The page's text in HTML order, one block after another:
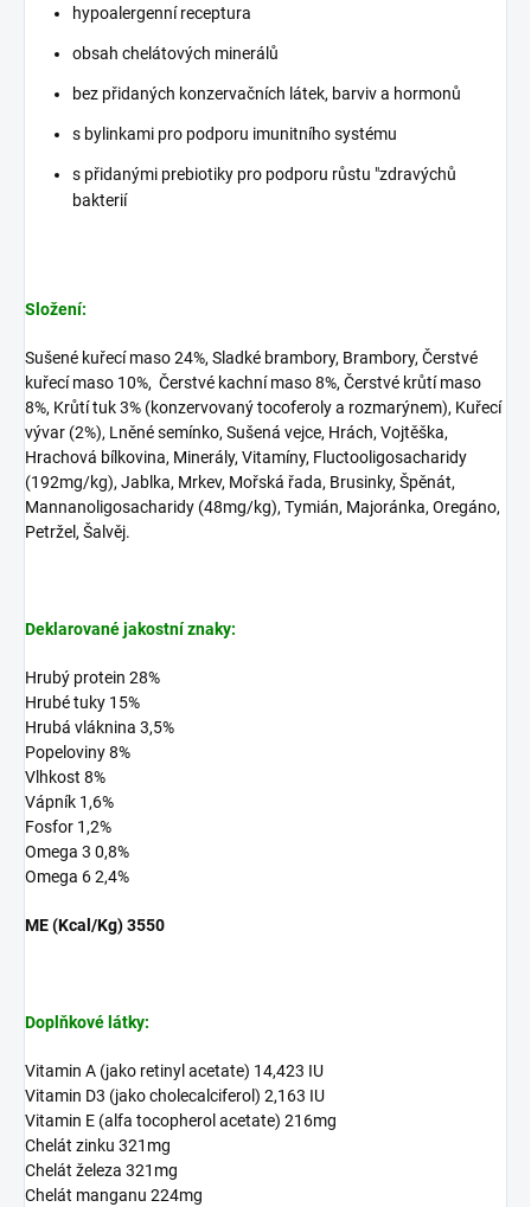
hypoalergenní receptura
obsah chelátových minerálů
bez přidaných konzervačních látek, barviv a hormonů
s bylinkami pro podporu imunitního systému
s přidanými prebiotiky pro podporu růstu "zdravýchů
bakterií
Složení:
Sušené kuřecí maso 24%, Sladké brambory, Brambory, Čerstvé
kuřecí maso 10%, Čerstvé kachní maso 8%, Čerstvé krůtí maso
8%, Krůtí tuk 3% (konzervovaný tocoferoly a rozmarýnem), Kuřecí
vývar (2%), Lněné semínko, Sušená vejce, Hrách, Vojtěška,
Hrachová bílkovina, Minerály, Vitamíny, Fluctooligosacharidy
(192mg/kg), Jablka, Mrkev, Mořská řada, Brusinky, Špěnát,
Mannanoligosacharidy (48mg/kg), Tymián, Majoránka, Oregáno,
Petržel, Šalvěj.
Deklarované jakostní znaky:
Hrubý protein 28%
Hrubé tuky 15%
Hrubá vláknina 3,5%
Popeloviny 8%
Vlhkost 8%
Vápník 1,6%
Fosfor 1,2%
Omega 3 0,8%
Omega 6 2,4%
ME (Kcal/Kg) 3550
Doplňkové látky:
Vitamin A (jako retinyl acetate) 14,423 IU
Vitamin D3 (jako cholecalciferol) 2,163 IU
Vitamin E (alfa tocopherol acetate) 216mg
Chelát zinku 321mg
Chelát železa 321mg
Chelát manganu 224mg